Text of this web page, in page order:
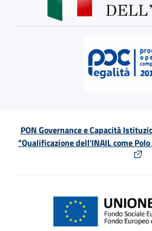
PON Governance e Capacità
"Qualificazione dell'INAIL come